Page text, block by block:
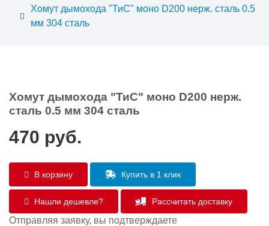
Хомут дымохода "ТиС" моно D200 нерж. сталь 0.5
мм 304 сталь
Хомут дымохода "ТиС" моно D200 нерж.
сталь 0.5 мм 304 сталь
470 руб.
В корзину Купить в 1 клик
Нашли дешевле? Рассчитать доставку
Отправляя заявку, вы подтверждаете